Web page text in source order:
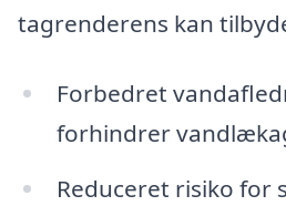
tagrenderens kan
Forbedret
forhindrer
Reduceret risiko for